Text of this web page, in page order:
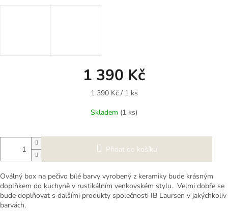
1 390 Kč
Měrná
1 390 Kč / 1 ks
Skladem (1 ks)
Přidat do košíku
Oválný box na pečivo bílé barvy vyrobený z keramiky bude krásným
doplňkem do kuchyně v rustikálním venkovském stylu. Velmi dobře se
bude doplňovat s dalšími produkty společnosti IB Laursen v jakýchkoliv
barvách.